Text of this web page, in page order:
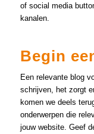
of social media
kanalen.
Begin
Een relevante blog
schrijven, het zorgt
komen we deels
onderwerpen die
jouw website. Geef